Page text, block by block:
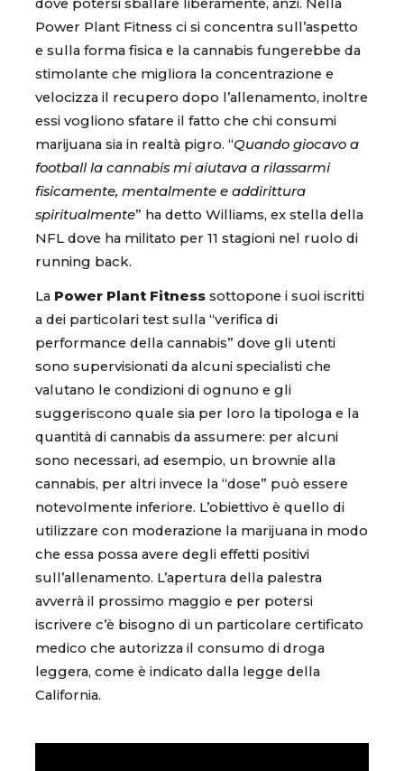
dove potersi sballare liberamente, anzi. Nella
Power Plant Fitness ci si concentra sull’aspetto
e sulla forma fisica e la cannabis fungerebbe da
stimolante che migliora la concentrazione e
velocizza il recupero dopo l’allenamento, inoltre
essi vogliono sfatare il fatto che chi consumi
marijuana sia in realtà pigro. “Quando giocavo a
football la cannabis mi aiutava a rilassarmi
fisicamente, mentalmente e addirittura
spiritualmente” ha detto Williams, ex stella della
NFL dove ha militato per 11 stagioni nel ruolo di
running back.
La Power Plant Fitness sottopone i suoi iscritti
a dei particolari test sulla “verifica di
performance della cannabis” dove gli utenti
sono supervisionati da alcuni specialisti che
valutano le condizioni di ognuno e gli
suggeriscono quale sia per loro la tipologa e la
quantità di cannabis da assumere: per alcuni
sono necessari, ad esempio, un brownie alla
cannabis, per altri invece la “dose” può essere
notevolmente inferiore. L’obiettivo è quello di
utilizzare con moderazione la marijuana in modo
che essa possa avere degli effetti positivi
sull’allenamento. L’apertura della palestra
avverrà il prossimo maggio e per potersi
iscrivere c’è bisogno di un particolare certificato
medico che autorizza il consumo di droga
leggera, come è indicato dalla legge della
California.